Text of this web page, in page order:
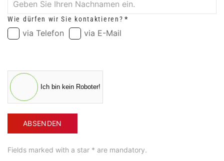
Wie dürfen wir Sie kontaktieren? *
via Telefon via E-Mail
Ich bin kein Roboter!
ABSENDEN
Fields marked with a star * are mandatory.